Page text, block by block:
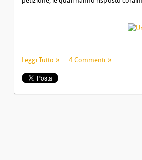
Leggi Tutto 4 Commenti